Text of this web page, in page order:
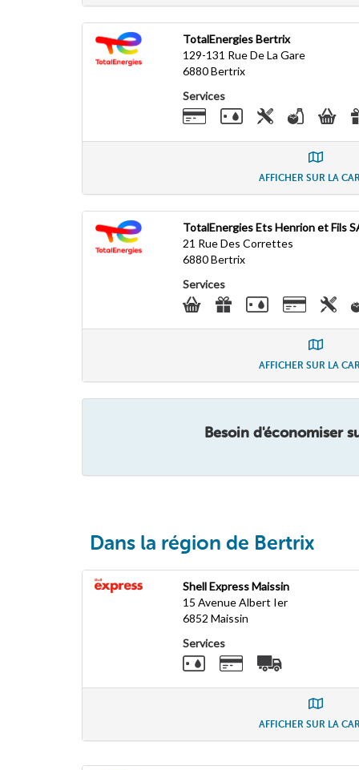
TotalEnergies Bertrix
129-131 Rue De La Gare
6880Bertrix
Services
AFFICHER SUR LA
TotalEnergies Ets Henrion et Fils
21 Rue Des Correttes
6880Bertrix
Services
AFFICHER SUR LA
Besoin d'économiser
Dans la région de Bertrix
Shell Express Maissin
15 Avenue Albert Ier
6852 Maissin
Services
AFFICHER SUR LA